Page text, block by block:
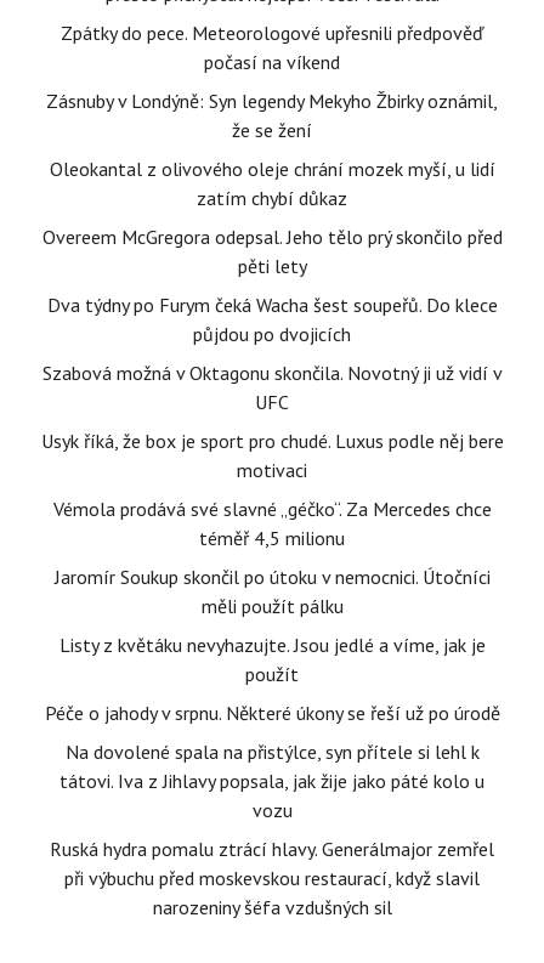
Zpátky do pece. Meteorologové upřesnili předpověď
počasí na víkend
Zásnuby v Londýně: Syn legendy Mekyho Žbirky oznámil,
že se žení
Oleokantal z olivového oleje chrání mozek myší, u lidí
zatím chybí důkaz
Overeem McGregora odepsal. Jeho tělo prý skončilo před
pěti lety
Dva týdny po Furym čeká Wacha šest soupeřů. Do klece
půjdou po dvojicích
Szabová možná v Oktagonu skončila. Novotný ji už vidí v
UFC
Usyk říká, že box je sport pro chudé. Luxus podle něj bere
motivaci
Vémola prodává své slavné „géčko“. Za Mercedes chce
téměř 4,5 milionu
Jaromír Soukup skončil po útoku v nemocnici. Útočníci
měli použít pálku
Listy z květáku nevyhazujte. Jsou jedlé a víme, jak je
použít
Péče o jahody v srpnu. Některé úkony se řeší už po úrodě
Na dovolené spala na přistýlce, syn přítele si lehl k
tátovi. Iva z Jihlavy popsala, jak žije jako páté kolo u
vozu
Ruská hydra pomalu ztrácí hlavy. Generálmajor zemřel
při výbuchu před moskevskou restaurací, když slavil
narozeniny šéfa vzdušných sil